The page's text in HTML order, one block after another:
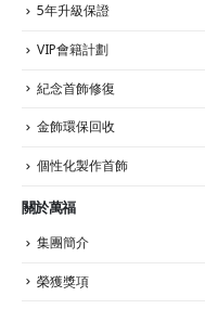
5年升級保證
VIP會籍計劃
紀念首飾修復
金飾環保回收
個性化製作首飾
關於萬福
集團簡介
榮獲獎項